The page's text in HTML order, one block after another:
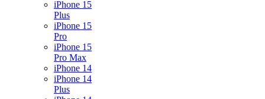
iPhone 15
Plus
iPhone 15
Pro
iPhone 15
Pro Max
iPhone 14
iPhone 14
Plus